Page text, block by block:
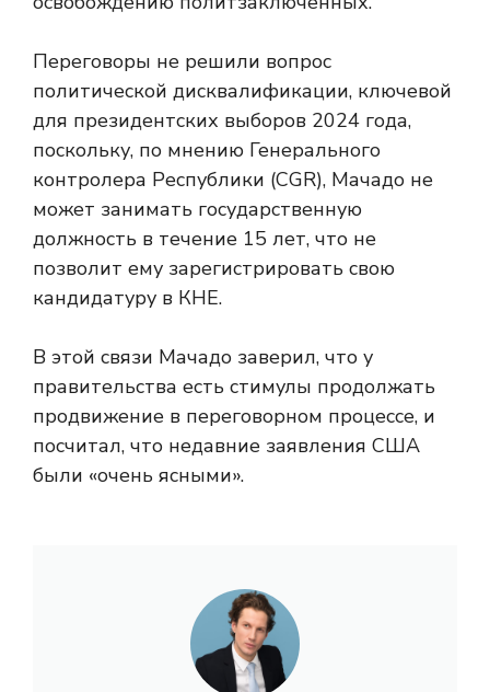
Переговоры не решили вопрос
политической дисквалификации, ключевой
для президентских выборов 2024 года,
поскольку, по мнению Генерального
контролера Республики (CGR), Мачадо не
может занимать государственную
должность в течение 15 лет, что не
позволит ему зарегистрировать свою
кандидатуру в КНЕ.
В этой связи Мачадо заверил, что у
правительства есть стимулы продолжать
продвижение в переговорном процессе, и
посчитал, что недавние заявления США
были «очень ясными».